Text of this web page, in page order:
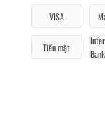
VISA
Tiền mặt